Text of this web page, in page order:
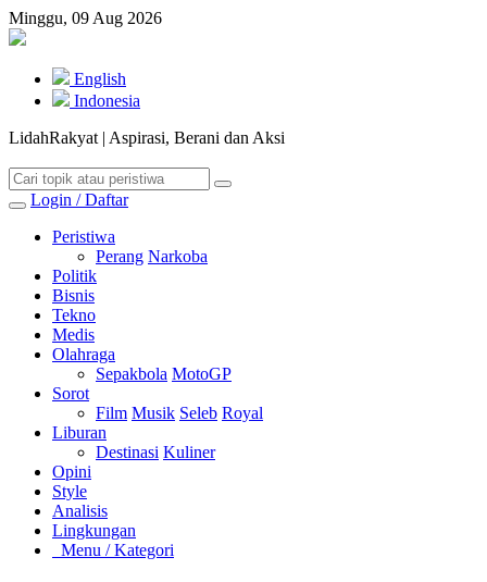
Minggu, 09 Aug 2026
English
Indonesia
LidahRakyat | Aspirasi, Berani dan Aksi
Login / Daftar
Peristiwa
Perang Narkoba
Politik
Bisnis
Tekno
Medis
Olahraga
Sepakbola MotoGP
Sorot
Film Musik Seleb Royal
Liburan
Destinasi Kuliner
Opini
Style
Analisis
Lingkungan
Menu / Kategori